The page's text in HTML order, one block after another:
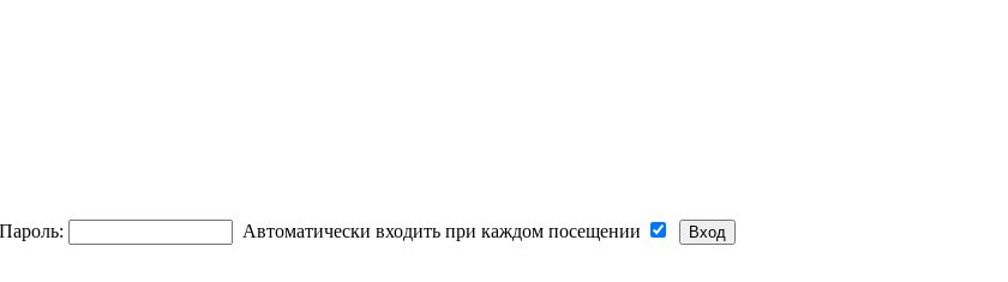
Пароль:
Автоматически входить при каждом посещении